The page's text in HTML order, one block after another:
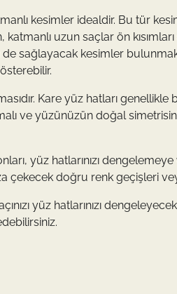
kesimler idealdir. Bu tür
uzun saçlar ön
sağlayacak kesimler
Kare yüz hatları genellikle
ve yüzünüzün doğal
yüz hatlarınızı
çekecek doğru renk geçişleri
yüz hatlarınızı